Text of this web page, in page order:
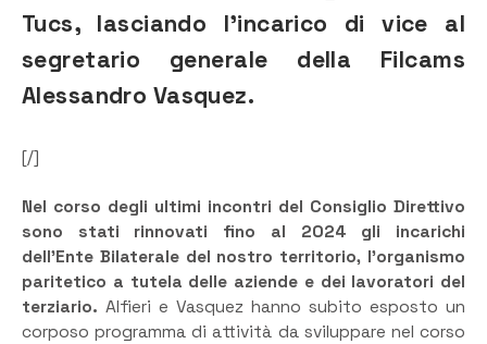
Tucs, lasciando l’incarico di vice al
segretario generale della Filcams
Alessandro Vasquez.
[/]
Nel corso degli ultimi incontri del Consiglio Direttivo
sono stati rinnovati fino al 2024 gli incarichi
dell’Ente Bilaterale del nostro territorio, l’organismo
paritetico a tutela delle aziende e dei lavoratori del
terziario. Alfieri e Vasquez hanno subito esposto un
corposo programma di attività da sviluppare nel corso